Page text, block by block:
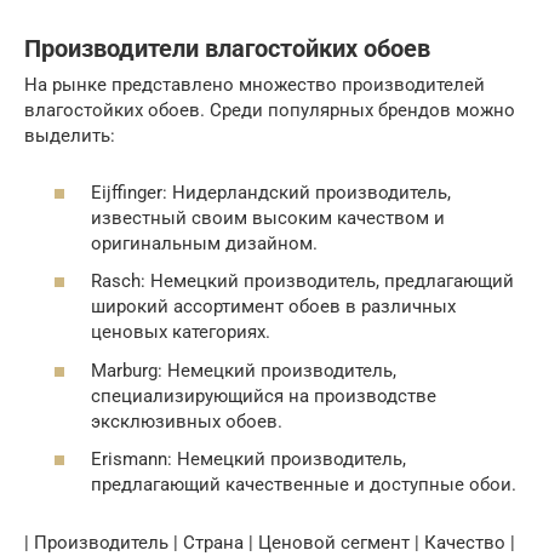
Производители влагостойких обоев
На рынке представлено множество производителей
влагостойких обоев. Среди популярных брендов можно
выделить:
Eijffinger: Нидерландский производитель,
известный своим высоким качеством и
оригинальным дизайном.
Rasch: Немецкий производитель, предлагающий
широкий ассортимент обоев в различных
ценовых категориях.
Marburg: Немецкий производитель,
специализирующийся на производстве
эксклюзивных обоев.
Erismann: Немецкий производитель,
предлагающий качественные и доступные обои.
| Производитель | Страна | Ценовой сегмент | Качество |